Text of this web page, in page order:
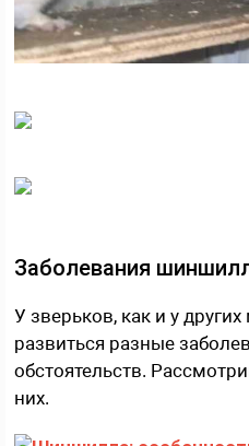
Заболевания
У зверьков, как и у
развиться разные
обстоятельств.
них.